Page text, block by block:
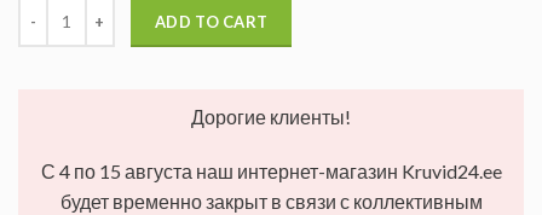
ADD TO CART
Дорогие клиенты!
С 4 по 15 августа наш интернет-магазин Kruvid24.ee
будет временно закрыт в связи с коллективным